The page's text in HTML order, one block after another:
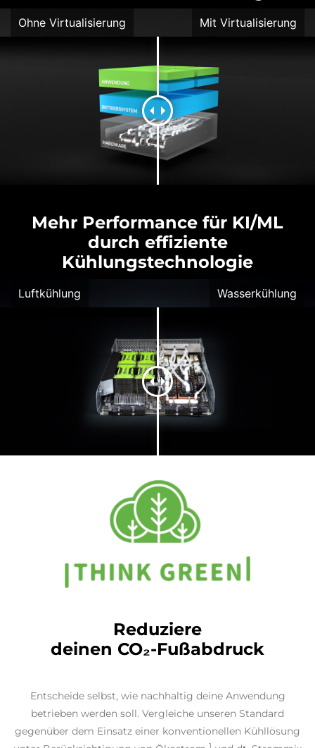
Ohne Virtualisierung Mit Virtualisierung
Mehr Performance für KI/ML
durch effiziente
Kühlungstechnologie
Luftkühlung Wasserkühlung
Reduziere
deinen CO₂-Fußabdruck
Entscheide selbst, wie nachhaltig deine Anwendung
betrieben werden soll. Vergleiche unseren Standard
gegenüber dem Einsatz einer konventionellen Kühllösung